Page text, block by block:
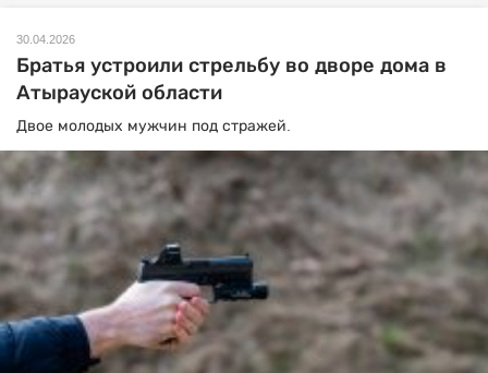
30.04.2026
Братья устроили стрельбу во дворе дома в
Атырауской области
Двое молодых мужчин под стражей.